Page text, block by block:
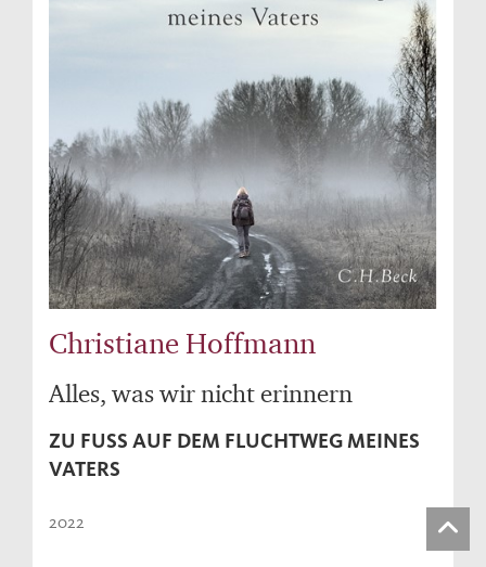
Christiane Hoffmann
Alles, was wir nicht erinnern
ZU FUSS AUF DEM FLUCHTWEG MEINES V
ATERS
2022